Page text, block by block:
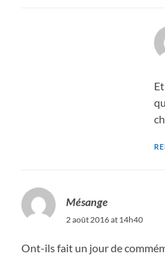
Mésange
2 août 2016 at 14h40
Ont-ils fait un jour de